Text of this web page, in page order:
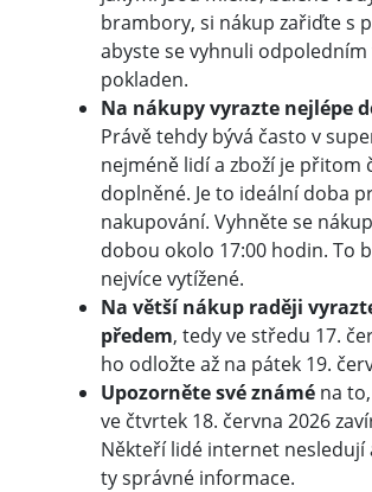
brambory, si nákup zařiďte s
abyste se vyhnuli
pokladen.
Na nákupy vyrazte nejlépe
Právě tehdy bývá často v
nejméně lidí a zboží je přitom
doplněné. Je to ideální doba
nakupování. Vyhněte se
dobou okolo 17:00 hodin. To
nejvíce vytížené.
Na větší nákup raději
předem, tedy ve středu 17.
ho odložte až na pátek 19.
Upozorněte své známé na
ve čtvrtek 18. června 2026
Někteří lidé internet nesledují
ty správné informace.